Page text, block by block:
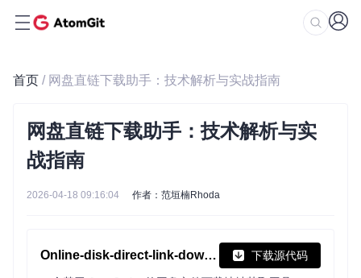
首页 / 网盘直链下载助手：技术解析与实战指南
网盘直链下载助手：技术解析与实
战指南
2026-04-18 09:16:04 作者：范垣楠Rhoda
Online-disk-direct-link-download-assistant 下载源代码